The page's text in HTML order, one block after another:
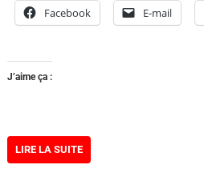
Facebook E-mail
J’aime ça :
LIRE LA SUITE